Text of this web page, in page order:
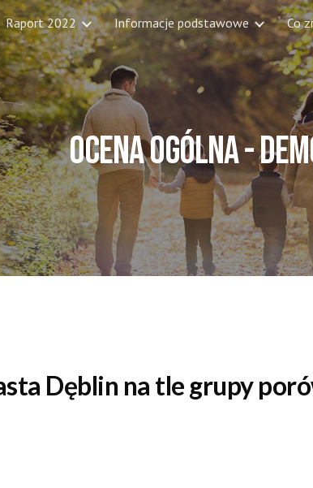
Skip to main content
Raport 2022 Informacje podstawowe Co
OCENA OGÓLNA -
Dęblin na tle grupy